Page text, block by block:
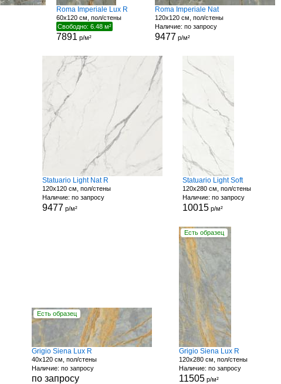
Roma Imperiale Lux R
60x120 см, пол/стены
Свободно: 6.48 м²
7891 р/м²
Roma Imperiale Nat
120x120 см, пол/стены
Наличие: по запросу
9477 р/м²
Statuario Light Nat R
120x120 см, пол/стены
Наличие: по запросу
9477 р/м²
Statuario Light Soft
120x280 см, пол/стены
Наличие: по запросу
10015р/м²
Есть образец
Grigio Siena Lux R
40x120 см, пол/стены
Наличие: по запросу
по запросу
Есть образец
Grigio Siena Lux R
120x280 см, пол/стены
Наличие: по запросу
11505р/м²